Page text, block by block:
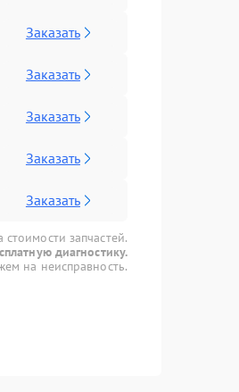
Заказать
Заказать
Заказать
Заказать
Заказать
запчастей.
диагностику.
на неисправность.